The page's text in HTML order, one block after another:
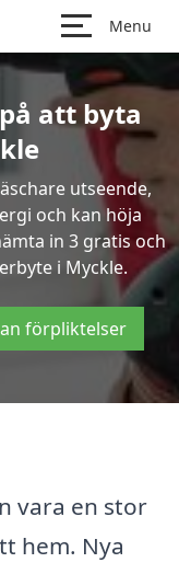
Menu
att byta
utseende,
och kan höja
in 3 gratis och
i Myckle.
förpliktelser
vara en stor
hem. Nya